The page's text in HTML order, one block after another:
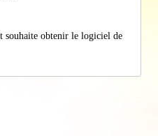
souhaite obtenir le logiciel de